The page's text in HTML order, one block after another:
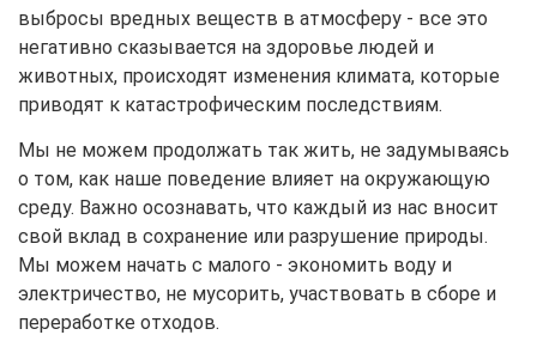
выбросы вредных веществ в атмосферу - все это
негативно сказывается на здоровье людей и
животных, происходят изменения климата, которые
приводят к катастрофическим последствиям.
Мы не можем продолжать так жить, не задумываясь
о том, как наше поведение влияет на окружающую
среду. Важно осознавать, что каждый из нас вносит
свой вклад в сохранение или разрушение природы.
Мы можем начать с малого - экономить воду и
электричество, не мусорить, участвовать в сборе и
переработке отходов.